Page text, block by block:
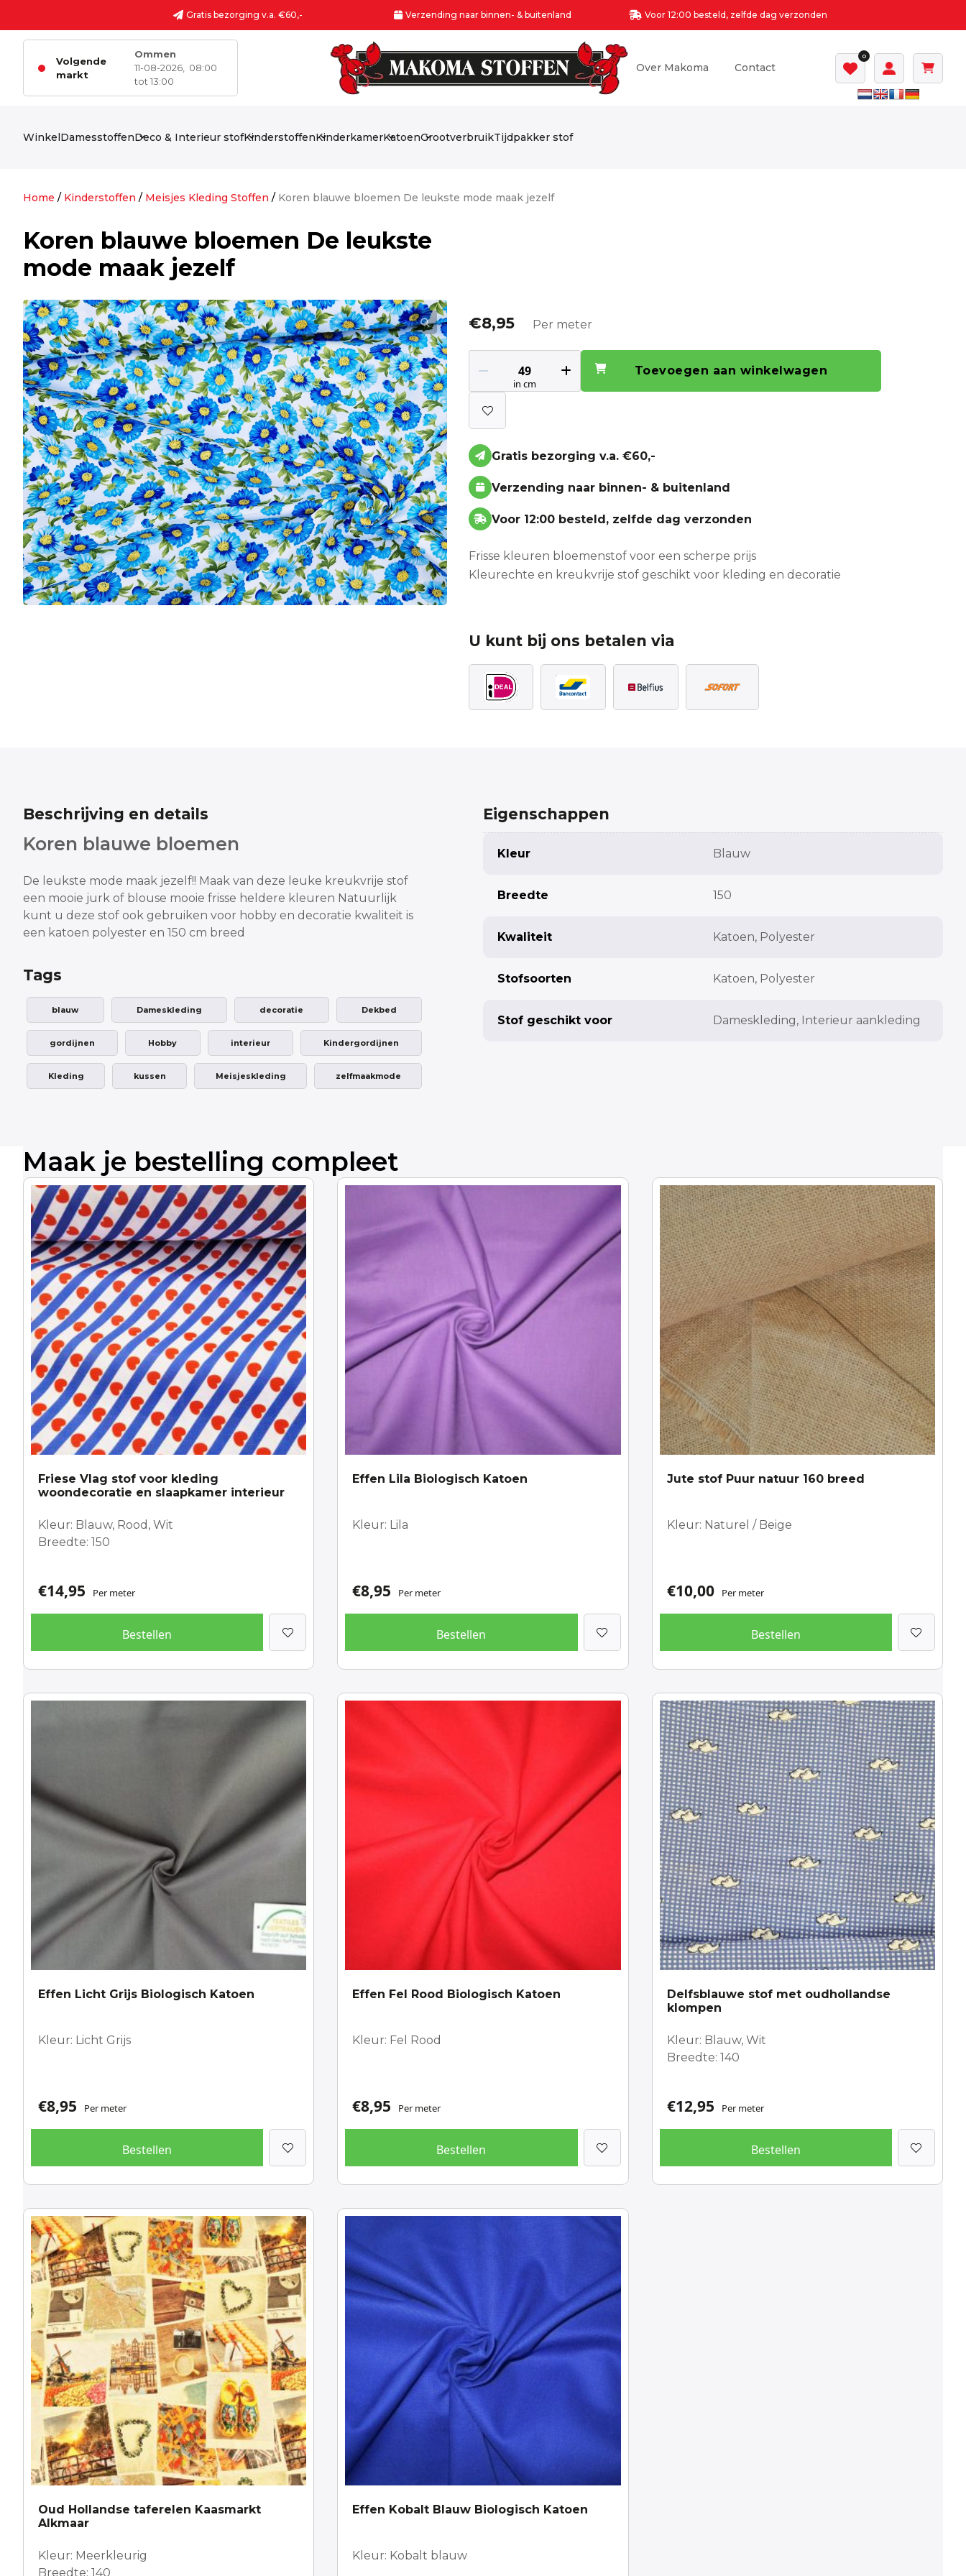
Gratis bezorging v.a. €60,- Verzending naar binnen- & buitenland Voor 12:00 besteld, zelfde dag verzonden
Volgende
markt
Ommen
11-08-2026,
08:00
tot 13:00
Over Makoma Contact
0
WinkelDamesstoffenDeco & Interieur stofKinderstoffenKinderkamerKatoenGrootverbruikTijdpakker stof
Home / Kinderstoffen / Meisjes Kleding Stoffen / Koren blauwe bloemen De leukste mode maak jezelf
Koren blauwe bloemen De leukste
mode maak jezelf
€8,95 Per meter
Toevoegen aan winkelwagen
Gratis bezorging v.a. €60,-
Verzending naar binnen- & buitenland
Voor 12:00 besteld, zelfde dag verzonden
Frisse kleuren bloemenstof voor een scherpe prijs
Kleurechte en kreukvrije stof geschikt voor kleding en decoratie
U kunt bij ons betalen via
Beschrijving en details
Koren blauwe bloemen
De leukste mode maak jezelf!! Maak van deze leuke kreukvrije stof
een mooie jurk of blouse mooie frisse heldere kleuren Natuurlijk
kunt u deze stof ook gebruiken voor hobby en decoratie kwaliteit is
een katoen polyester en 150 cm breed
Tags
blauw Dameskleding decoratie Dekbed
gordijnen Hobby interieur Kindergordijnen
Kleding kussen Meisjeskleding zelfmaakmode
Eigenschappen
Kleur Blauw
Breedte 150
Kwaliteit Katoen, Polyester
Stofsoorten Katoen, Polyester
Stof geschikt voor Dameskleding, Interieur aankleding
Maak je bestelling compleet
Friese Vlag stof voor kleding
woondecoratie en slaapkamer interieur
Kleur: Blauw, Rood, Wit
Breedte: 150
€14,95 Per meter
Bestellen
Effen Lila Biologisch Katoen
Kleur: Lila
€8,95 Per meter
Bestellen
Jute stof Puur natuur 160 breed
Kleur: Naturel / Beige
€10,00 Per meter
Bestellen
Effen Licht Grijs Biologisch Katoen
Kleur: Licht Grijs
€8,95 Per meter
Bestellen
Effen Fel Rood Biologisch Katoen
Kleur: Fel Rood
€8,95 Per meter
Bestellen
Delfsblauwe stof met oudhollandse
klompen
Kleur: Blauw, Wit
Breedte: 140
€12,95 Per meter
Bestellen
Oud Hollandse taferelen Kaasmarkt
Alkmaar
Kleur: Meerkleurig
Breedte: 140
Effen Kobalt Blauw Biologisch Katoen
Kleur: Kobalt blauw